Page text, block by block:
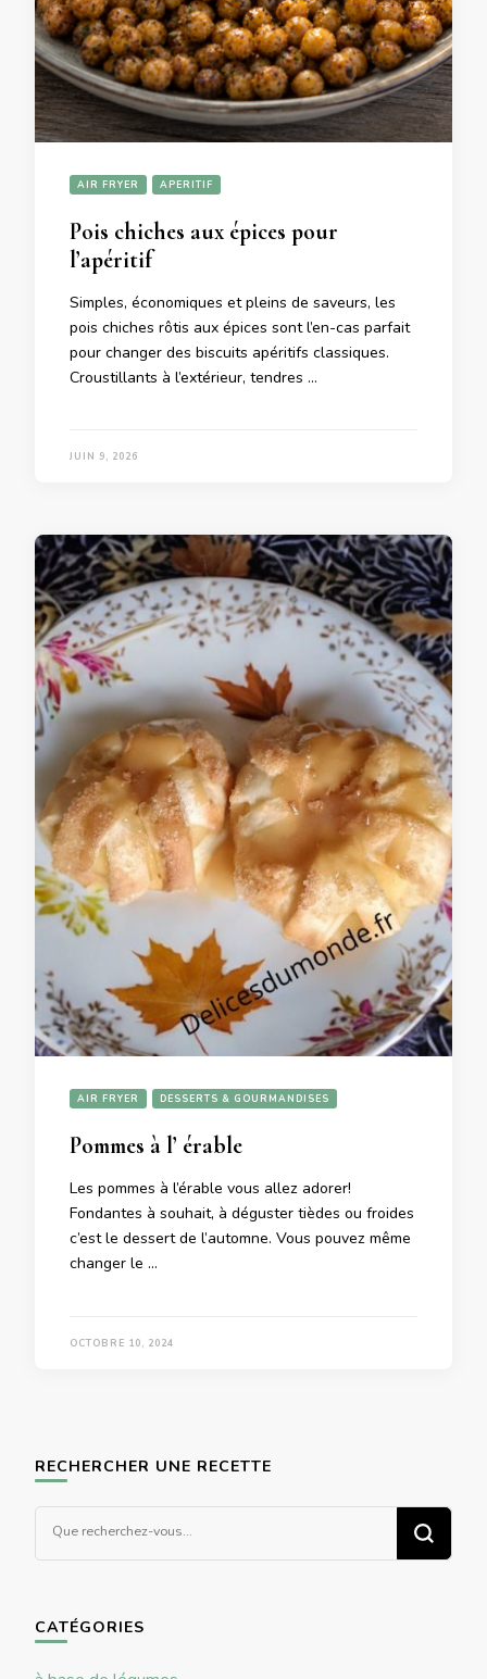
AIR FRYER APERITIF
Pois chiches aux épices pour
l’apéritif
Simples, économiques et pleins de saveurs, les
pois chiches rôtis aux épices sont l’en-cas parfait
pour changer des biscuits apéritifs classiques.
Croustillants à l’extérieur, tendres …
JUIN 9, 2026
AIR FRYER DESSERTS & GOURMANDISES
Pommes à l’ érable
Les pommes à l’érable vous allez adorer!
Fondantes à souhait, à déguster tièdes ou froides
c’est le dessert de l’automne. Vous pouvez même
changer le …
OCTOBRE 10, 2024
RECHERCHER UNE RECETTE
recherchiez
CATÉGORIES